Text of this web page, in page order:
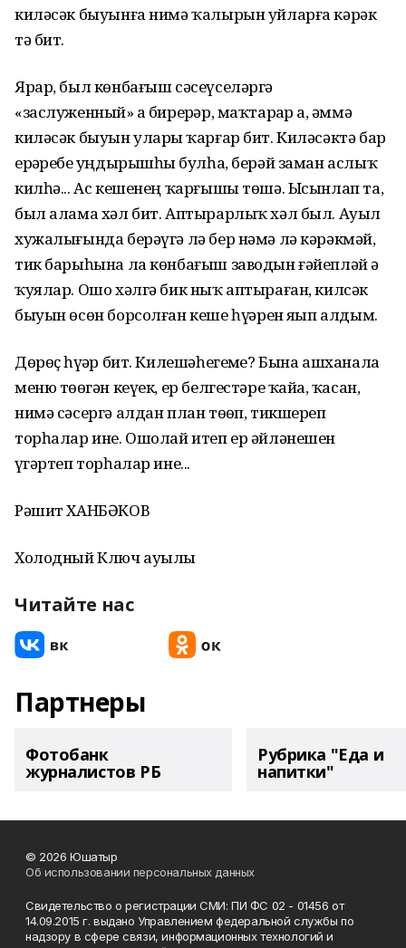
киләсәк быуынға нимә ҡалырын уйларға кәрәк
тә бит.
Ярар, был көнбағыш сәсеүселәргә
«заслуженный» ҙа бирерҙәр, маҡтарҙар ҙа, әммә
киләсәк быуын уларҙы ҡарғар бит. Киләсәктә бар
ерҙәребеҙ уңдырышһыҙ булһа, берәй заман аслыҡ
килһә... Ас кешенең ҡарғышы төшә. Ысынлап та,
был алама хәл бит. Аптырарлыҡ хәл был. Ауыл
хужалығында берәүгә лә бер нәмә лә кәрәкмәй,
тик барыһына ла көнбағыш заводын ғәйепләй ҙә
ҡуялар. Ошо хәлгә бик ныҡ аптыраған, килсәк
быуын өсөн борсолған кеше һүҙҙәрен яҙып алдым.
Дөрөҫ һүҙҙәр бит. Килешәһегеҙме? Бына ашханала
меню төҙөгән кеүек, ер белгестәре ҡайҙа, ҡасан,
нимә сәсергә алдан план төҙөп, тикшереп
торһалар ине. Ошолай итеп ер әйләнешен
үҙгәртеп торһалар ине...
Рәшит ХАНБӘКОВ
Холодный Ключ ауылы
Читайте нас
Партнеры
Фотобанк
журналистов РБ
Рубрика "Еда и
напитки"
© 2026 Юшатыр
Об использовании персональных данных
Свидетельство о регистрации СМИ: ПИ ФС 02 - 01456 от
14.09.2015 г. выдано Управлением федеральной службы по
надзору в сфере связи, информационных технологий и